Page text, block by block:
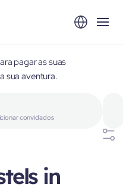
pagar as suas
sua aventura.
convidados
in